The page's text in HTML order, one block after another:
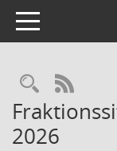
Toggle navigation
RSS-
2026